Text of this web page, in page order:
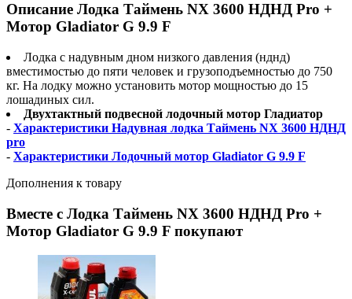
Описание Лодка Таймень NX 3600 НДНД Pro +
Мотор Gladiator G 9.9 F
Лодка с надувным дном низкого давления (нднд)
вместимостью до пяти человек и грузоподъемностью до 750
кг. На лодку можно установить мотор мощностью до 15
лошадиных сил.
Двухтактный подвесной лодочный мотор Гладиатор
- Характеристики Надувная лодка Таймень NX 3600 НДНД
pro
- Характеристики Лодочный мотор Gladiator G 9.9 F
Дополнения к товару
Вместе с Лодка Таймень NX 3600 НДНД Pro +
Мотор Gladiator G 9.9 F покупают